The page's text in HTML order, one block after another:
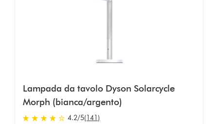
Lampada da tavolo Dyson Solarcycle
Morph (bianca/argento)
4.2 stelle su 5 da 141 Ratings
4.2/5(141)